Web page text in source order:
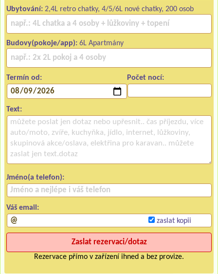
Ubytování: 2,4L retro chatky, 4/5/6L nové chatky, 200 osob
Budovy(pokoje/app): 6L Apartmány
Termín od: Počet nocí:
Text:
Jméno(a telefon):
Váš email:
zaslat kopii
Rezervace přímo v zařízení ihned a bez provize.